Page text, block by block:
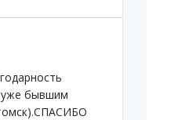
уже бывшим